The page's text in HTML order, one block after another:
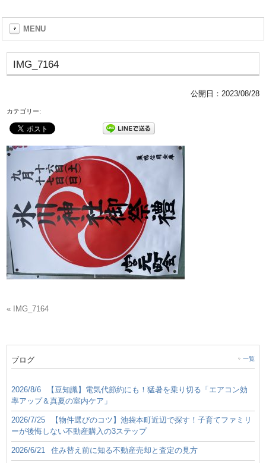
MENU
IMG_7164
公開日： 2023/08/28
カテゴリー:
« IMG_7164
ブログ 一覧
2026/8/6
【豆知識】電気代節約にも！猛暑を乗り切る「エアコン効
率アップ＆真夏の室内ケア」
2026/7/25
【物件選びのコツ】池袋本町近辺で探す！子育てファミリ
ーが後悔しない不動産購入の3ステップ
2026/6/21 住み替え前に知る不動産売却と査定の見方